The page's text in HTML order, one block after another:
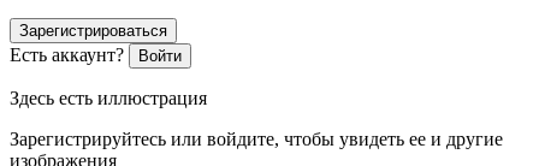
Зарегистрироваться
Есть аккаунт? Войти
Здесь есть иллюстрация
Зарегистрируйтесь или войдите, чтобы увидеть ее и другие
изображения